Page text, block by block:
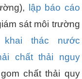
lập báo cáo
sát môi trường
thác nước
chất thải nguy
chất thải quy